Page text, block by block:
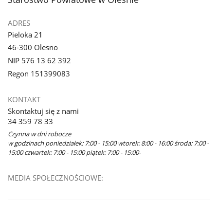
galerii.
galerii.
ADRES
Pieloka 21
46-300 Olesno
NIP 576 13 62 392
Regon 151399083
KONTAKT
Skontaktuj się z nami
34 359 78 33
Czynna w dni robocze
w godzinach poniedziałek: 7:00 - 15:00 wtorek: 8:00 - 16:00 środa: 7:00 -
15:00 czwartek: 7:00 - 15:00 piątek: 7:00 - 15:00-
MEDIA SPOŁECZNOŚCIOWE: